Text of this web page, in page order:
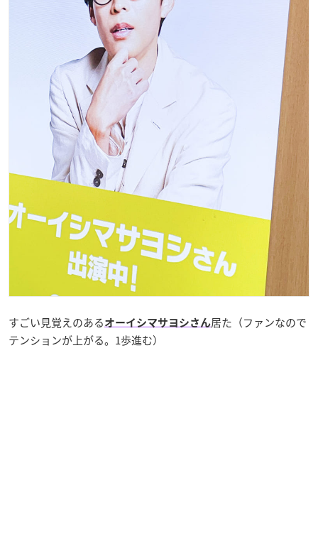
すごい見覚えのある オーイシマサヨシさん居た（ファンなので
テンションが上がる。1歩進む）